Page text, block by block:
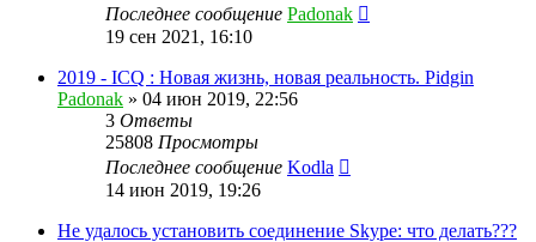
Последнее сообщение Padonak
19 сен 2021, 16:10
2019 - ICQ : Новая жизнь, новая реальность. Pidgin
Padonak » 04 июн 2019, 22:56
3 Ответы
25808 Просмотры
Последнее сообщение Kodla
14 июн 2019, 19:26
Не удалось установить соединение Skype: что делать???